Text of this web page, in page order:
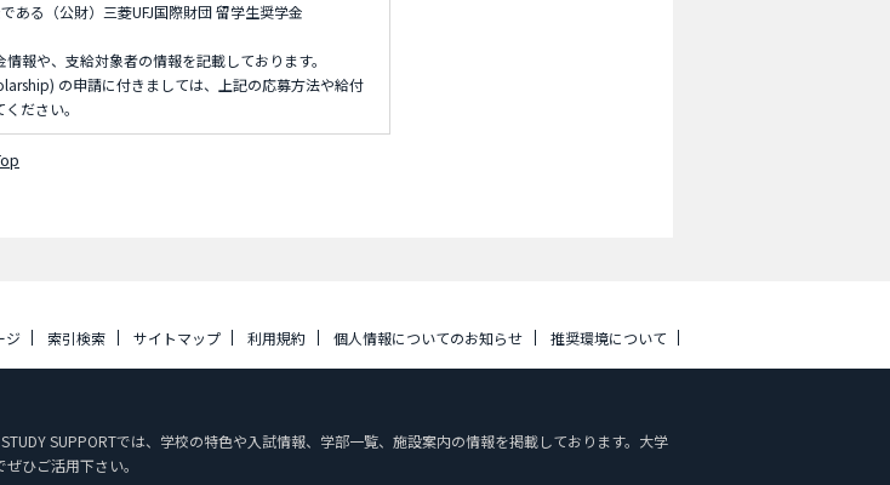
ある（公財）三菱UFJ国際財団 留学生奨学金
報や、支給対象者の情報を記載しております。
の申請に付きましては、上記の応募方法や給付
ださい。
ジ 索引検索 サイトマップ 利用規約 個人情報についてのお知らせ 推奨環境について
SUPPORTでは、学校の特色や入試情報、学部一覧、施設案内の情報を掲載しております。大学
ひご活用下さい。